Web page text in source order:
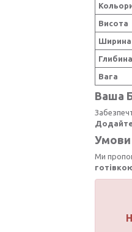
Висота
Ширина
Глибина
Вага
Ваша
Умови
Ми